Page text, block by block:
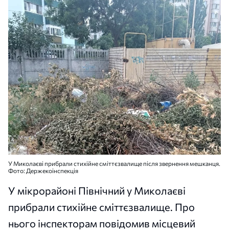
У Миколаєві прибрали стихійне сміттєзвалище після звернення мешканця.
Фото: Держекоінспекція
У мікрорайоні Північний у Миколаєві
прибрали стихійне сміттєзвалище. Про
нього інспекторам повідомив місцевий